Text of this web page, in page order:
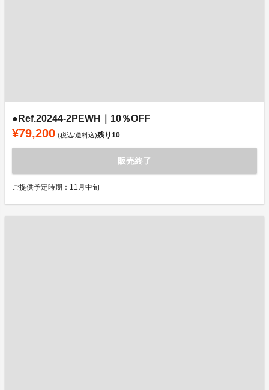
●Ref.20244-2PEWH｜10％OFF
¥79,200 (税込/送料込)残り10
販売終了
ご提供予定時期：11月中旬